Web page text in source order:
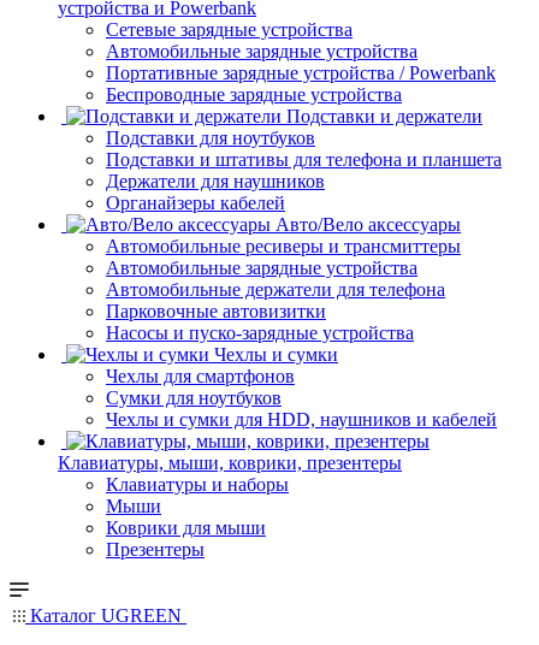
устройства и Powerbank
Сетевые зарядные устройства
Автомобильные зарядные устройства
Портативные зарядные устройства / Powerbank
Беспроводные зарядные устройства
Подставки и держатели
Подставки для ноутбуков
Подставки и штативы для телефона и планшета
Держатели для наушников
Органайзеры кабелей
Авто/Вело аксессуары
Автомобильные ресиверы и трансмиттеры
Автомобильные зарядные устройства
Автомобильные держатели для телефона
Парковочные автовизитки
Насосы и пуско-зарядные устройства
Чехлы и сумки
Чехлы для смартфонов
Сумки для ноутбуков
Чехлы и сумки для HDD, наушников и кабелей
Клавиатуры, мыши, коврики, презентеры
Клавиатуры и наборы
Мыши
Коврики для мыши
Презентеры
Каталог UGREEN